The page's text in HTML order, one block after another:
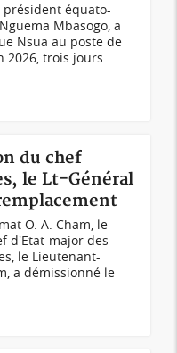
président équato-
Mbasogo, a
Nsua au poste de
2026, trois jours
du chef
le Lt-Général
O. A. Cham, le
d'Etat-major des
le Lieutenant-
a démissionné le